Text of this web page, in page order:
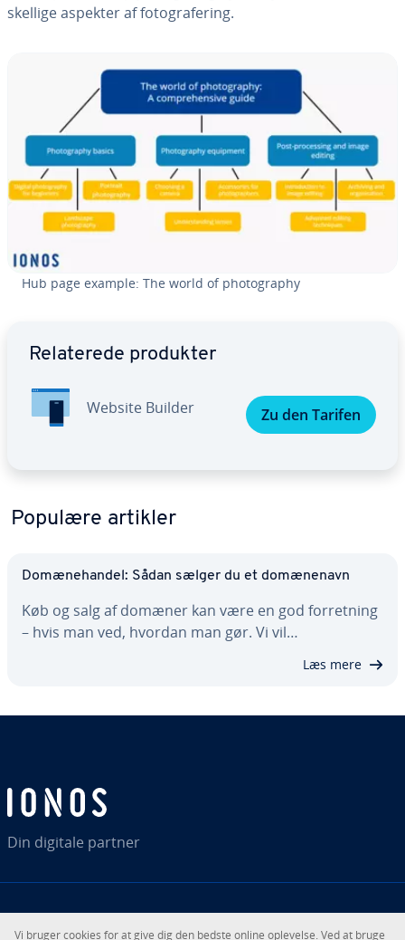
skel­li­ge aspekter af fo­to­gra­fe­ring.
Hub page example: The world of pho­to­grap­hy
Re­la­te­re­de produkter
Website Builder Zu den Tarifen
Populære artikler
Do­mæ­ne­han­del: Sådan sælger du et do­mæ­ne­navn
Køb og salg af domæner kan være en god for­ret­ning
– hvis man ved, hvordan man gør. Vi vil…
Læs mere
Din digitale partner
RSS LinkedIntiktok Instagram
Vi bruger cookies for at give dig den bedste online oplevelse. Ved at bruge